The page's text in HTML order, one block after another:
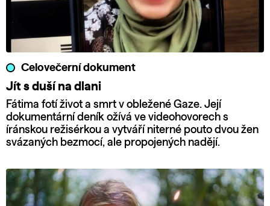
Celovečerní dokument
Jít s duší na dlani
Fátima fotí život a smrt v obležené Gaze. Její
dokumentární deník ožívá ve videohovorech s
íránskou režisérkou a vytváří niterné pouto dvou žen
svázaných bezmocí, ale propojených nadějí.